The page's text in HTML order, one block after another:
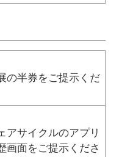
の半券をご提示くだ
アサイクルのアプリ
画面をご提示くださ